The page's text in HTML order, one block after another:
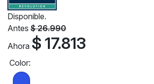
Disponible.
Antes $ 26.990
Ahora $ 17.813
Color: